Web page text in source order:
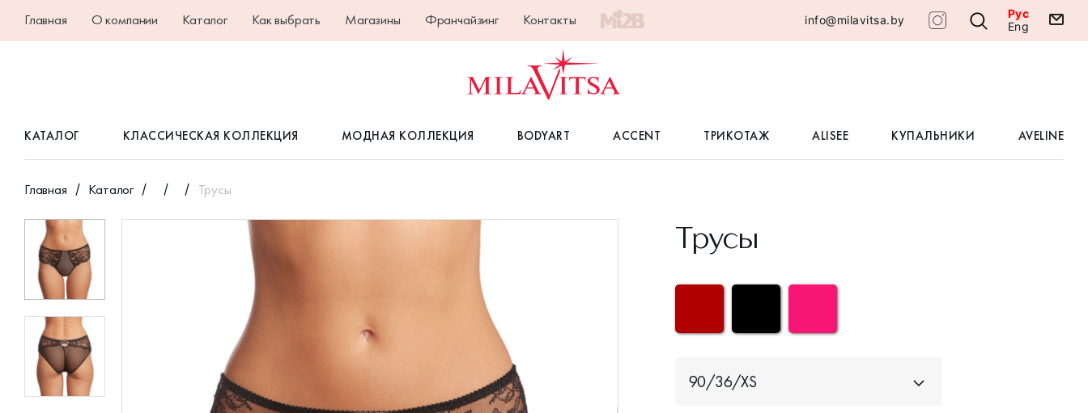
Главная О компании Каталог Как выбрать Магазины Франчайзинг Контакты info@milavitsa.by
Рус
Eng
КАТАЛОГ КЛАССИЧЕСКАЯ КОЛЛЕКЦИЯ МОДНАЯ КОЛЛЕКЦИЯ BODYART ACCENT ТРИКОТАЖ ALISEE КУПАЛЬНИКИ AVELINE
Главная Каталог Трусы
Трусы
90/36/XS